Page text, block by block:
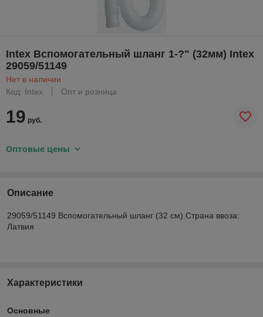
Intex Вспомогательный шланг 1-?" (32мм) Intex
29059/51149
Нет в наличии
Код: Intex
Опт и розница
19 руб.
Оптовые цены
Описание
29059/51149 Вспомогательный шланг (32 см).Страна ввоза:
Латвия
Характеристики
Основные